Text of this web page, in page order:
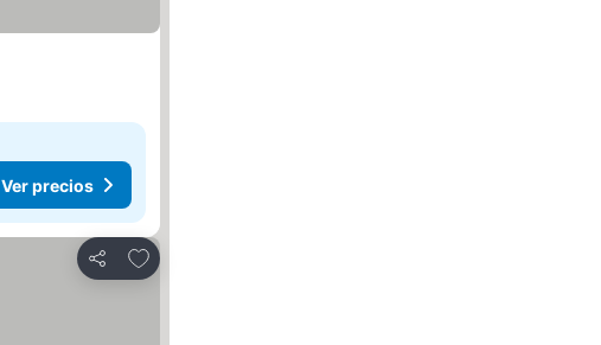
Ver precios
Compartir
Agregar a favoritos